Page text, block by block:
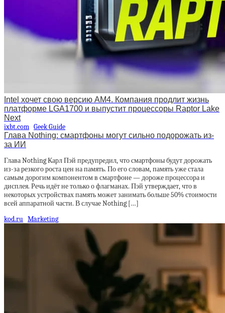
Intel хочет свою версию AM4. Компания продлит жизнь
платформе LGA1700 и выпустит процессоры Raptor Lake
Next
ixbt.com Geek Guide
Глава Nothing: смартфоны могут сильно подорожать из-
за ИИ
Глава Nothing Карл Пэй предупредил, что смартфоны будут дорожать
из-за резкого роста цен на память. По его словам, память уже стала
самым дорогим компонентом в смартфоне — дороже процессора и
дисплея. Речь идёт не только о флагманах. Пэй утверждает, что в
некоторых устройствах память может занимать больше 50% стоимости
всей аппаратной части. В случае Nothing […]
kod.ru Marketing